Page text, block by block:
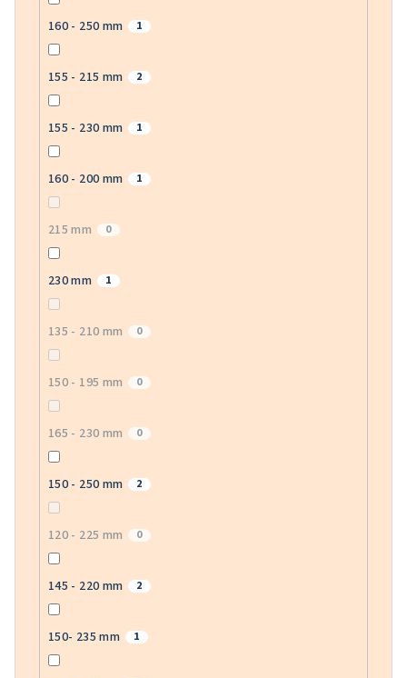
160 - 250 mm 1
155 - 215 mm 2
155 - 230 mm 1
160 - 200 mm 1
215 mm 0
230 mm 1
135 - 210 mm 0
150 - 195 mm 0
165 - 230 mm 0
150 - 250 mm 2
120 - 225 mm 0
145 - 220 mm 2
150- 235 mm 1